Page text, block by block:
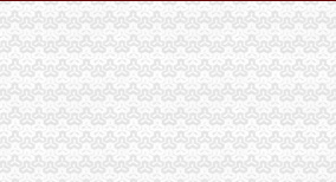
寄送资格复审材料通知-国家公务员考
海关税务报考条件？？-重庆公务员-
”云南有望年底前加入_湖北日报网
关办理张报关单_新闻_大众网
一体化模式渝企可享“全国海关如同一关”
公务员面试工作有关安排的通知—